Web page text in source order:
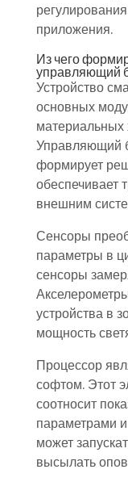
приложения.
Из чего
управляющий
Устройство
основных
материальных
Управляющий
формирует
обеспечивает
внешним
Сенсоры
параметры в
сенсоры
устройства в
мощность
Процессор
софтом. Этот
соотносит
параметрами
может
высылать